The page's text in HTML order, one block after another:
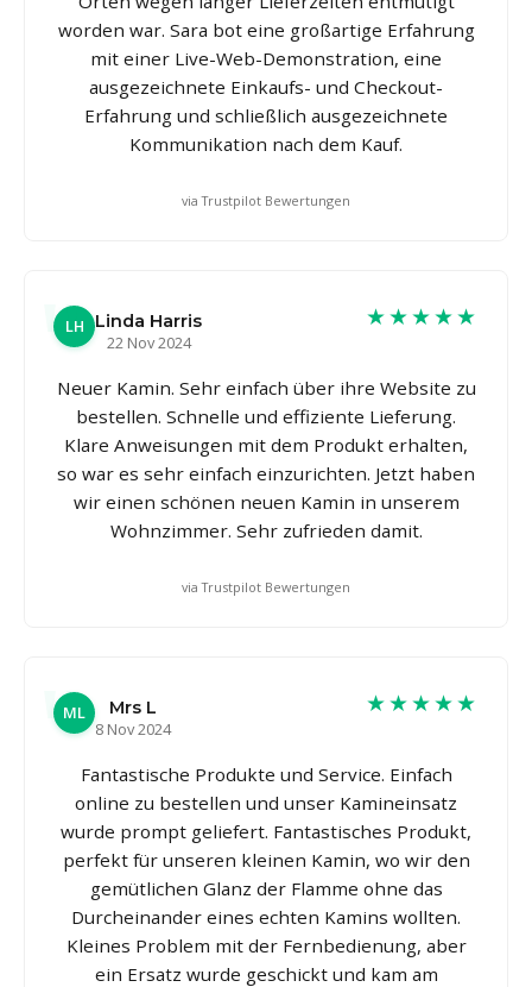
worden war. Sara bot eine großartige Erfahrung
mit einer Live-Web-Demonstration, eine
ausgezeichnete Einkaufs- und Checkout-
Erfahrung und schließlich ausgezeichnete
Kommunikation nach dem Kauf.
via Trustpilot Bewertungen
LH
Linda Harris
22 Nov 2024
★★★★★
Neuer Kamin. Sehr einfach über ihre Website zu
bestellen. Schnelle und effiziente Lieferung.
Klare Anweisungen mit dem Produkt erhalten,
so war es sehr einfach einzurichten. Jetzt haben
wir einen schönen neuen Kamin in unserem
Wohnzimmer. Sehr zufrieden damit.
via Trustpilot Bewertungen
ML
Mrs L
8 Nov 2024
★★★★★
Fantastische Produkte und Service. Einfach
online zu bestellen und unser Kamineinsatz
wurde prompt geliefert. Fantastisches Produkt,
perfekt für unseren kleinen Kamin, wo wir den
gemütlichen Glanz der Flamme ohne das
Durcheinander eines echten Kamins wollten.
Kleines Problem mit der Fernbedienung, aber
ein Ersatz wurde geschickt und kam am